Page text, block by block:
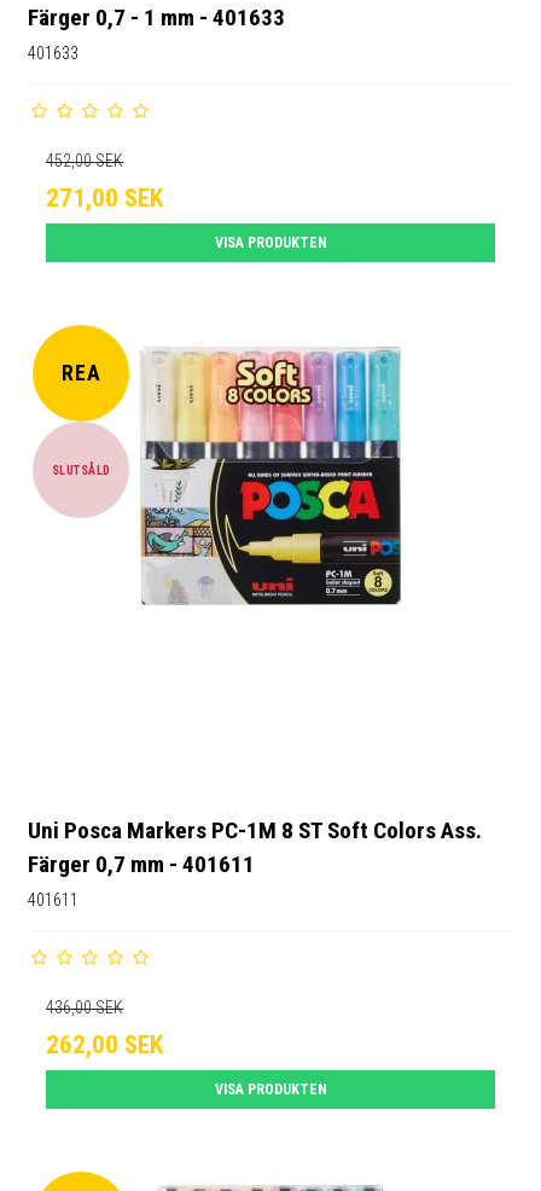
Färger 0,7 - 1 mm - 401633
401633
452,00 SEK
271,00 SEK
VISA PRODUKTEN
REA
SLUTSÅLD
Uni Posca Markers PC-1M 8 ST Soft Colors Ass.
Färger 0,7 mm - 401611
401611
436,00 SEK
262,00 SEK
VISA PRODUKTEN